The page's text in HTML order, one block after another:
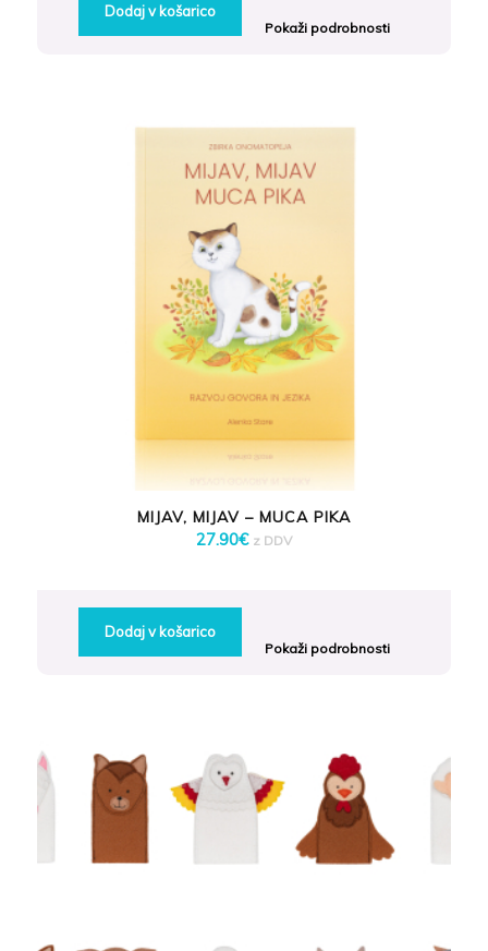
Dodaj v košarico
Pokaži podrobnosti
MIJAV, MIJAV – MUCA PIKA
27.90€ z DDV
Dodaj v košarico
Pokaži podrobnosti